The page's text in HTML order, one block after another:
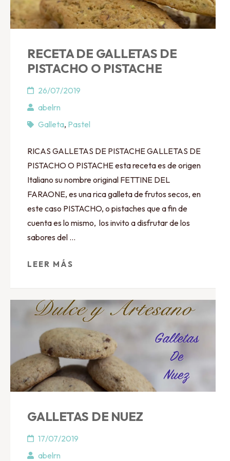
RECETA DE GALLETAS DE
PISTACHO O PISTACHE
26/07/2019
abelrn
Galleta, Pastel
RICAS GALLETAS DE PISTACHE GALLETAS DE
PISTACHO O PISTACHE esta receta es de origen
Italiano su nombre original FETTINE DEL
FARAONE, es una rica galleta de frutos secos, en
este caso PISTACHO, o pistaches que a fin de
cuenta es lo mismo, los invito a disfrutar de los
sabores del …
LEER MÁS
GALLETAS DE NUEZ
17/07/2019
abelrn